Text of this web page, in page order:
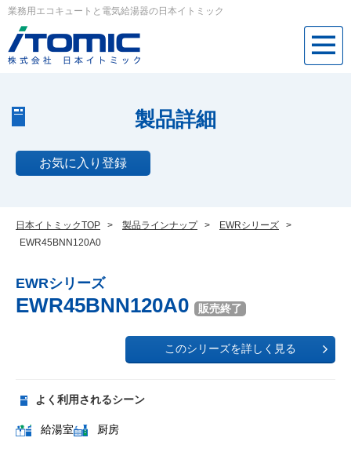
業務用エコキュートと電気給湯器の日本イトミック
製品詳細
お気に入り登録
日本イトミックTOP > 製品ラインナップ > EWRシリーズ
>
EWR45BNN120A0
EWRシリーズ
EWR45BNN120A0 販売終了
このシリーズを詳しく見る
よく利用されるシーン
給湯室 厨房